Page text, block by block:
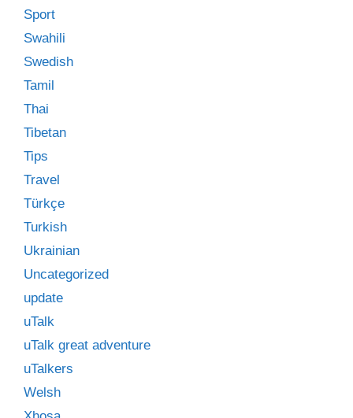
Sport
Swahili
Swedish
Tamil
Thai
Tibetan
Tips
Travel
Türkçe
Turkish
Ukrainian
Uncategorized
update
uTalk
uTalk great adventure
uTalkers
Welsh